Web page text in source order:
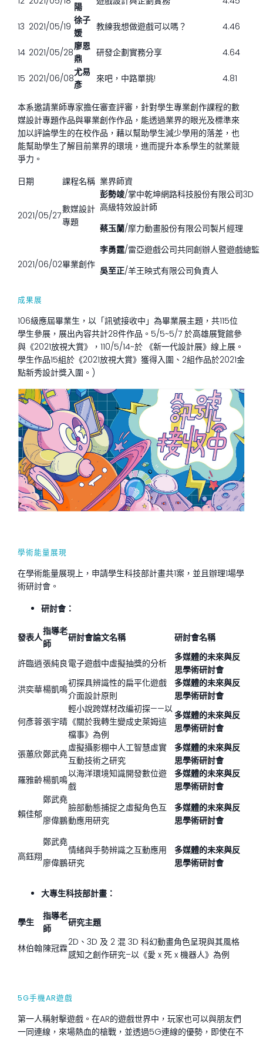
陽
13 2021/05/19
徐子
媛
教練我想做遊戲可以嗎？ 4.46
14 2021/05/28
廖恩
鼎
研發企劃實務分享 4.64
15 2021/06/08
尤易
彥
來吧，中路單挑! 4.81
本系邀請業師專家擔任審查評審，針對學生專業創作課程的數
媒設計專題作品與畢業創作作品，能透過業界的眼光及標準來
加以評論學生的在校作品，藉以幫助學生減少學用的落差，也
能幫助學生了解目前業界的環境，進而提升本系學生的就業競
爭力。
日期
課程名稱 業界師資
2021/05/27
數媒設計
專題
彭勢竣/掌中乾坤網路科技股份有限公司3D
高級特效設計師
蔡玉蘭/摩力動畫股份有限公司製片經理
2021/06/02畢業創作
李勇霆/雷亞遊戲公司共同創辦人暨遊戲總監
吳至正/羊王映式有限公司負責人
成果展
106級應屆畢業生，以「訊號接收中」為畢業展主題，共115位
學生參展，展出內容共計28件作品。5/5~5/7 於高雄展覽館參
與《2021放視大賞》，110/5/14~於 《新一代設計展》線上展。
學生作品15組於《2021放視大賞》獲得入圍、2組作品於2021金
點新秀設計獎入圍。)
學術能量展現
在學術能量展現上，申請學生科技部計畫共1案，並且辦理1場學
術研討會。
研討會：
發表人
指導老
師
研討會論文名稱 研討會名稱
許臨逍張純良電子遊戲中虛擬抽獎的分析
多媒體的未來與反
思學術研討會
洪奕華楊凱鳴
初探具辨識性的扁平化遊戲
介面設計原則
多媒體的未來與反
思學術研討會
何彥蓉張宇晴
輕小說跨媒材改編初探——以
《關於我轉生變成史萊姆這
檔事》為例
多媒體的未來與反
思學術研討會
張蕙欣鄭武堯
虛擬攝影棚中人工智慧虛實
互動技術之研究
多媒體的未來與反
思學術研討會
羅雅齡楊凱鳴
以海洋環境知識開發數位遊
戲
多媒體的未來與反
思學術研討會
賴佳郁
鄭武堯
廖偉鵬
臉部動態捕捉之虛擬角色互
動應用研究
多媒體的未來與反
思學術研討會
高鈺翔
鄭武堯
廖偉鵬
情緒與手勢辨識之互動應用
研究
多媒體的未來與反
思學術研討會
大專生科技部計畫：
學生
指導老
師
研究主題
林伯翰陳冠霖
2D、3D 及 2 混 3D 科幻動畫角色呈現與其風格
感知之創作研究–以《愛 x 死 x 機器人》為例
5G手機AR遊戲
第一人稱射擊遊戲。在AR的遊戲世界中，玩家也可以與朋友們
一同連線，來場熱血的槍戰，並透過5G連線的優勢，即使在不